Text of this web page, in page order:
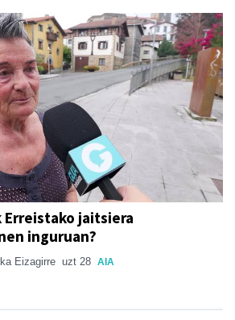
jaitsiera
inguruan?
Eizagirre uzt 28 AIA